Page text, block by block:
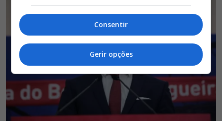
Consentir
Gerir opções